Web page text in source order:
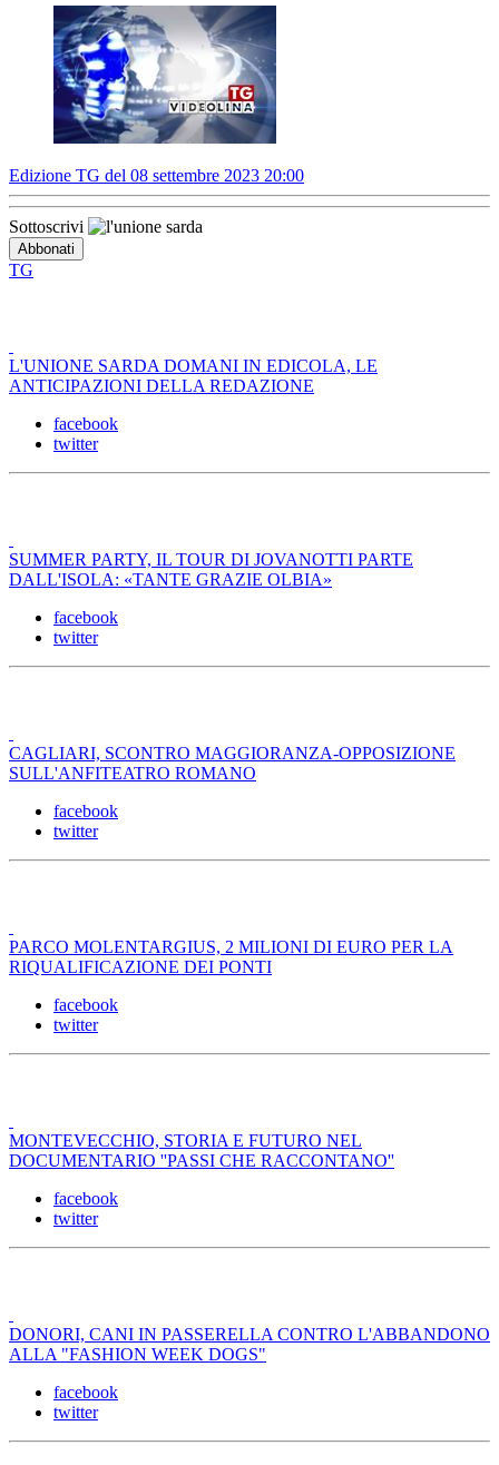
Edizione TG del 08 settembre 2023 20:00
Sottoscrivi
TG
L'UNIONE SARDA DOMANI IN EDICOLA, LE
ANTICIPAZIONI DELLA REDAZIONE
facebook
twitter
SUMMER PARTY, IL TOUR DI JOVANOTTI PARTE
DALL'ISOLA: «TANTE GRAZIE OLBIA»
facebook
twitter
CAGLIARI, SCONTRO MAGGIORANZA-OPPOSIZIONE
SULL'ANFITEATRO ROMANO
facebook
twitter
PARCO MOLENTARGIUS, 2 MILIONI DI EURO PER LA
RIQUALIFICAZIONE DEI PONTI
facebook
twitter
MONTEVECCHIO, STORIA E FUTURO NEL
DOCUMENTARIO ''PASSI CHE RACCONTANO''
facebook
twitter
DONORI, CANI IN PASSERELLA CONTRO L'ABBANDONO
ALLA "FASHION WEEK DOGS"
facebook
twitter